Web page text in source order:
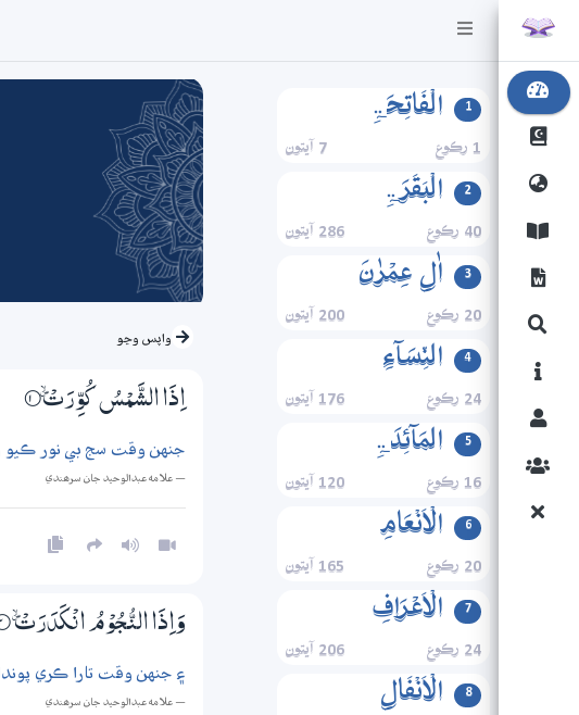
1 الۡفَاتِحَۃِ
1 رڪوع 7 آيتون
2 الۡبَقَرَۃِ
40 رڪوع 286 آيتون
3 اٰلِ عِمۡرٰنَ
20 رڪوع 200 آيتون
4 النِّسَآءِ
24 رڪوع 176 آيتون
5 المَآئِدَۃِ
16 رڪوع 120 آيتون
6 الۡاَنۡعَامِ
20 رڪوع 165 آيتون
7 الۡاَعۡرَافِ
24 رڪوع 206 آيتون
8 الۡاَنۡفَالِ
واپس وڃو
اِذَا الشَّمْسُ كُوِّرَتْ ۽ 1‏۝
جنهن وقت سج بي نور ڪيو
— علامه عبدالوحيد جان سرھندي
وَاِذَا النُّجُوْمُ انْكَدَرَتْ ۽
۽ جنهن وقت تارا ڪري
— علامه عبدالوحيد جان سرھندي